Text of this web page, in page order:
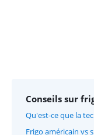
s'ouvre dans un
Conseils sur
Qu'est-ce que la
Frigo américain vs